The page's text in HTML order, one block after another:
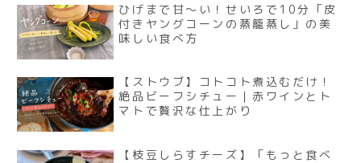
ひげまで甘〜い！せいろで10分「皮
付きヤングコーンの蒸籠蒸し」の美
味しい食べ方
【ストウブ】コトコト煮込むだけ！
絶品ビーフシチュー｜赤ワインとト
マトで贅沢な仕上がり
【枝豆しらすチーズ】「もっと食べ